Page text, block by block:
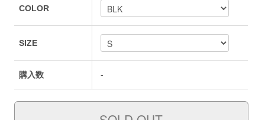
COLOR
SIZE
購入数 -